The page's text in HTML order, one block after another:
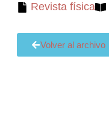
Revista física
Volver al archivo